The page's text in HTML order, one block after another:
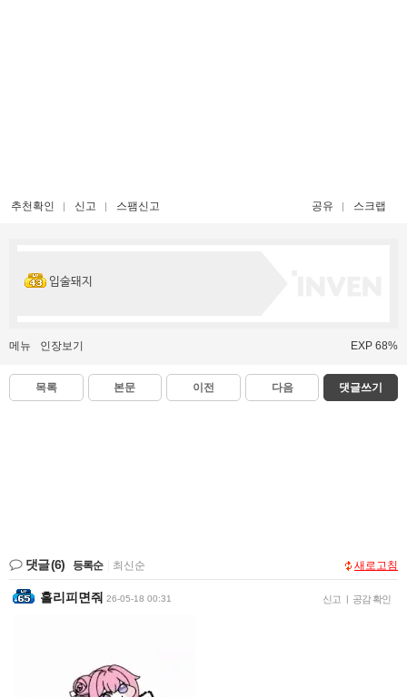
추천확인 신고 스팸신고 공유 스크랩
입술돼지
메뉴 인장보기 EXP 68%
목록 본문 이전 다음 댓글쓰기
댓글(6) 등록순 최신순 새로고침
홀리피면줘 26-05-18 00:31 신고 | 공감 확인